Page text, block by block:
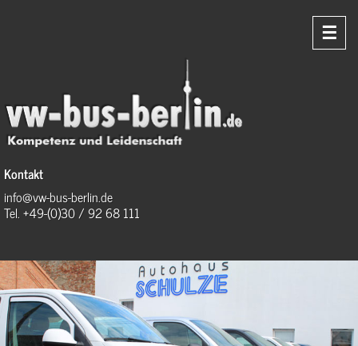
☰
Kontakt
info@vw-bus-berlin.de
Tel. +49-(0)30 / 92 68 111